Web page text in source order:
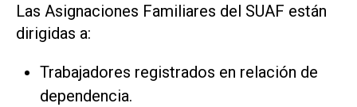
Las Asignaciones Familiares del SUAF están
dirigidas a:
Trabajadores registrados en relación de
dependencia.